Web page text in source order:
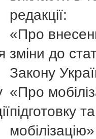
редакції:
«Про
зміни до
Закону
«Про
підготовку та